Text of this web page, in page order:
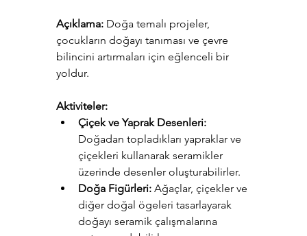
Açıklama: Doğa temalı projeler,
çocukların doğayı tanıması ve çevre
bilincini artırmaları için eğlenceli bir
yoldur.
Aktiviteler:
Çiçek ve Yaprak Desenleri:
Doğadan topladıkları yapraklar ve
çiçekleri kullanarak seramikler
üzerinde desenler oluşturabilirler.
Doğa Figürleri: Ağaçlar, çiçekler ve
diğer doğal ögeleri tasarlayarak
doğayı seramik çalışmalarına